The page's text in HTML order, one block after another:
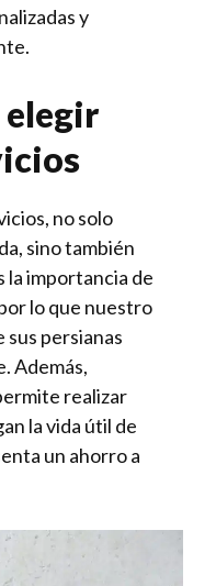
y
elegir
no solo
sino también
importancia de
lo que nuestro
persianas
Además,
realizar
la vida útil de
un ahorro a